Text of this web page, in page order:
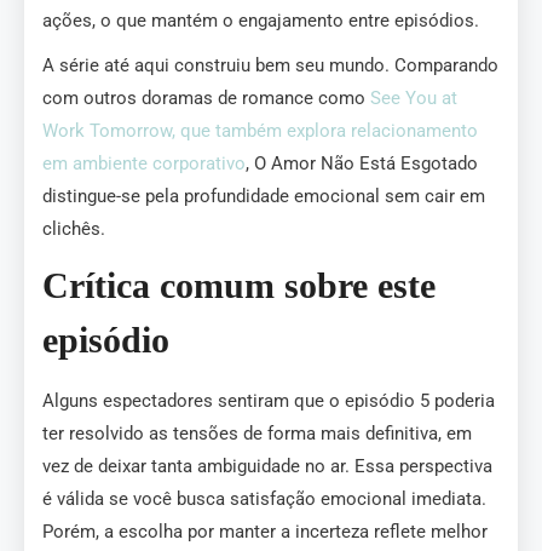
ações, o que mantém o engajamento entre episódios.
A série até aqui construiu bem seu mundo. Comparando
com outros doramas de romance como See You at
Work Tomorrow, que também explora relacionamento
em ambiente corporativo, O Amor Não Está Esgotado
distingue-se pela profundidade emocional sem cair em
clichês.
Crítica comum sobre este
episódio
Alguns espectadores sentiram que o episódio 5 poderia
ter resolvido as tensões de forma mais definitiva, em
vez de deixar tanta ambiguidade no ar. Essa perspectiva
é válida se você busca satisfação emocional imediata.
Porém, a escolha por manter a incerteza reflete melhor